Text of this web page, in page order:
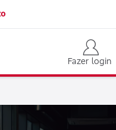
Fazer login